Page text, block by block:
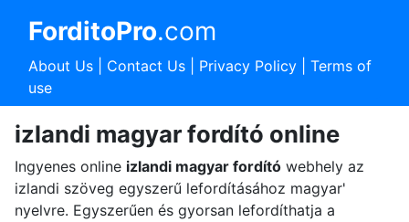
ForditoPro.com
About Us| Contact Us| Privacy Policy| Terms of
use
izlandi magyar fordító online
Ingyenes online izlandi magyar fordítówebhely az
izlandi szöveg egyszerű lefordításához magyar'
nyelvre. Egyszerűen és gyorsan lefordíthatja a